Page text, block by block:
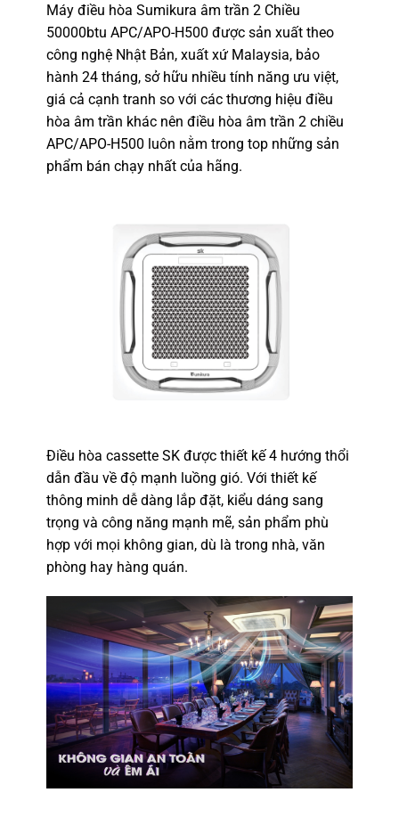
Máy điều hòa Sumikura âm trần 2 Chiều
50000btu APC/APO-H500 được sản xuất theo
công nghệ Nhật Bản, xuất xứ Malaysia, bảo
hành 24 tháng, sở hữu nhiều tính năng ưu việt,
giá cả cạnh tranh so với các thương hiệu điều
hòa âm trần khác nên điều hòa âm trần 2 chiều
APC/APO-H500 luôn nằm trong top những sản
phẩm bán chạy nhất của hãng.
Điều hòa cassette SKđược thiết kế 4 hướng thổi
dẫn đầu về độ mạnh luồng gió. Với thiết kế
thông minh dễ dàng lắp đặt, kiểu dáng sang
trọng và công năng mạnh mẽ, sản phẩm phù
hợp với mọi không gian, dù là trong nhà, văn
phòng hay hàng quán.